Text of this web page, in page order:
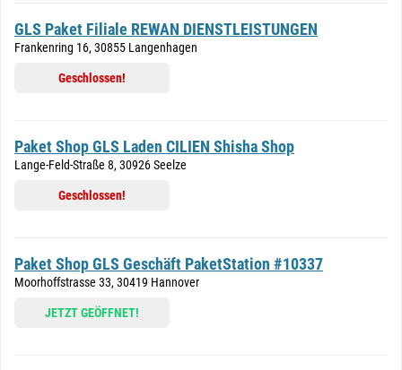
GLS Paket Filiale REWAN DIENSTLEISTUNGEN
Frankenring 16, 30855 Langenhagen
Geschlossen!
Paket Shop GLS Laden CILIEN Shisha Shop
Lange-Feld-Straße 8, 30926 Seelze
Geschlossen!
Paket Shop GLS Geschäft PaketStation #10337
Moorhoffstrasse 33, 30419 Hannover
JETZT GEÖFFNET!